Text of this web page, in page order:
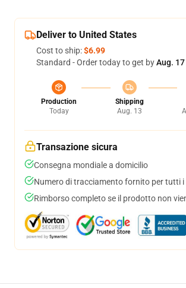
Deliver to United States
Cost to ship:$6.99
Standard - Order today to get byAug.
Production
Today
Shipping
Aug. 13
Transazione sicura
Consegna mondiale a domicilio
Numero di tracciamento fornito per tutti i
Rimborso completo se il prodotto non